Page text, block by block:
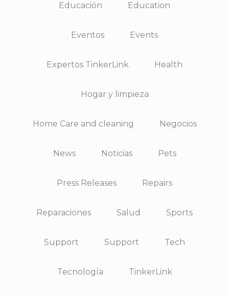
Educación Education
Eventos Events
Expertos TinkerLink Health
Hogar y limpieza
Home Care and cleaning Negocios
News Noticias Pets
Press Releases Repairs
Reparaciones Salud Sports
Support Support Tech
Tecnología TinkerLink